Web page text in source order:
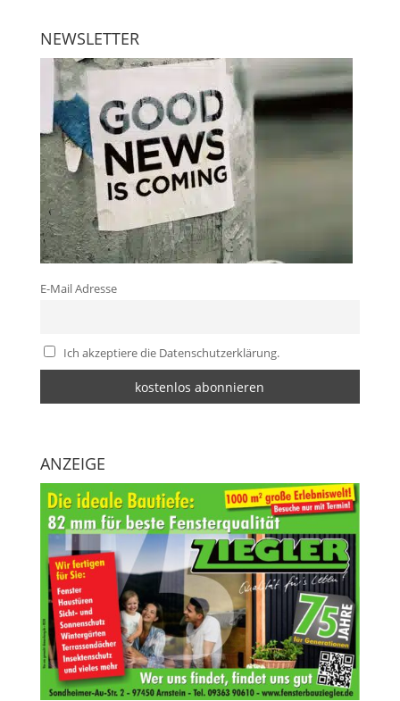
NEWSLETTER
E-Mail Adresse
Ich akzeptiere die Datenschutzerklärung.
ANZEIGE